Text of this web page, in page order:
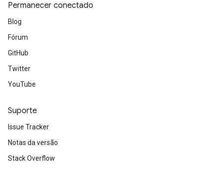
Permanecer conectado
Blog
Fórum
GitHub
Twitter
YouTube
Suporte
Issue Tracker
Notas da versão
Stack Overflow